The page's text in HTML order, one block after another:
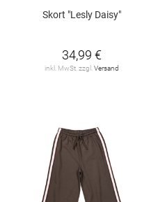
Skort "Lesly Daisy"
34,99 €
inkl. MwSt. zzgl. Versand